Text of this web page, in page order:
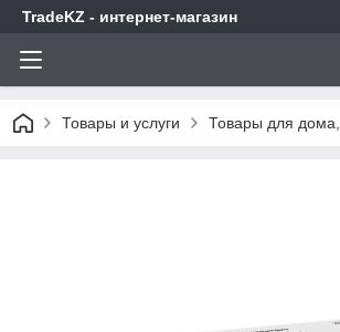
TradeKZ - интернет-магазин
Товары и услуги Товары для